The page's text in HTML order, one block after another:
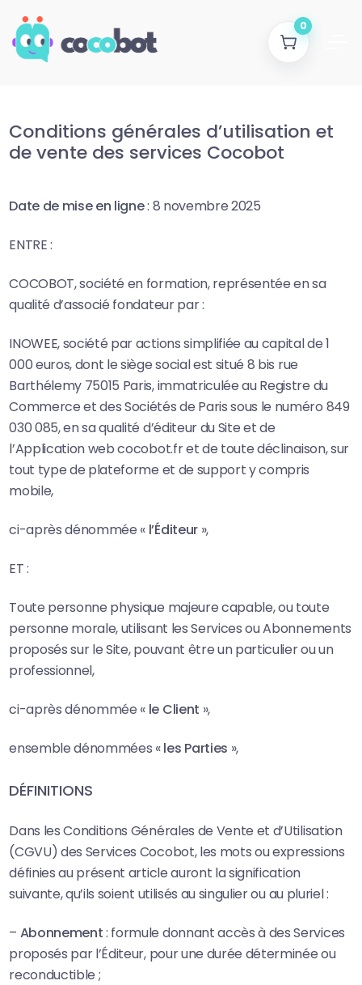
0
Conditions générales d’utilisation et
de vente des services Cocobot
Date de mise en ligne: 8 novembre 2025
ENTRE :
COCOBOT, société en formation, représentée en sa
qualité d’associé fondateur par :
INOWEE, société par actions simplifiée au capital de 1
000 euros, dont le siège social est situé 8 bis rue
Barthélemy 75015 Paris, immatriculée au Registre du
Commerce et des Sociétés de Paris sous le numéro 849
030 085, en sa qualité d’éditeur du Site et de
l’Application web cocobot.fr et de toute déclinaison, sur
tout type de plateforme et de support y compris
mobile,
ci-après dénommée « l’Éditeur»,
ET :
Toute personne physique majeure capable, ou toute
personne morale, utilisant les Services ou Abonnements
proposés sur le Site, pouvant être un particulier ou un
professionnel,
ci-après dénommée « le Client »,
ensemble dénommées «les Parties »,
DÉFINITIONS
Dans les Conditions Générales de Vente et d’Utilisation
(CGVU) des Services Cocobot, les mots ou expressions
définies au présent article auront la signification
suivante, qu’ils soient utilisés au singulier ou au pluriel :
– Abonnement: formule donnant accès à des Services
proposés par l’Éditeur, pour une durée déterminée ou
reconductible ;